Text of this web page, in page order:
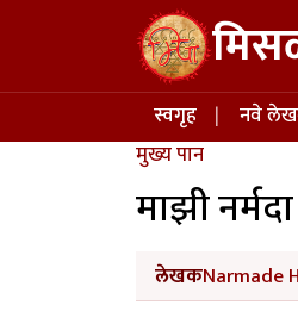
Skip to main content
Main navigation
स्वगृह नवे
मुख्य पान
माझी
लेखकNarmade